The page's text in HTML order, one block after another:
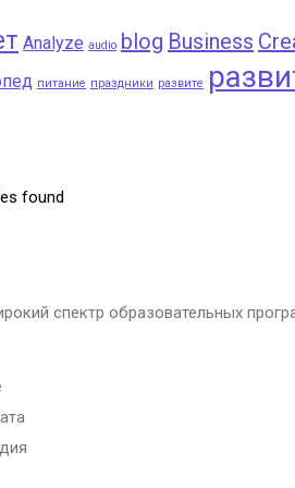
Analyze audio blog Business
питание праздники развите
found
спектр образовательных